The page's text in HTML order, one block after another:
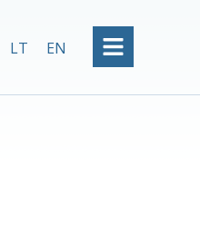
LT EN